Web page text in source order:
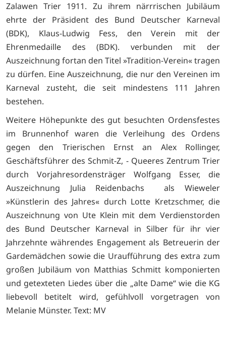
Zalawen Trier 1911. Zu ihrem närrrischen Jubiläum
ehrte der Präsident des Bund Deutscher Karneval
(BDK), Klaus-Ludwig Fess, den Verein mit der
Ehrenmedaille des (BDK). verbunden mit der
Auszeichnung fortan den Titel »Tradition-Verein« tragen
zu dürfen. Eine Auszeichnung, die nur den Vereinen im
Karneval zusteht, die seit mindestens 111 Jahren
bestehen.
Weitere Höhepunkte des gut besuchten Ordensfestes
im Brunnenhof waren die Verleihung des Ordens
gegen den Trierischen Ernst an Alex Rollinger,
Geschäftsführer des Schmit-Z, - Queeres Zentrum Trier
durch Vorjahresordensträger Wolfgang Esser, die
Auszeichnung Julia Reidenbachs als Wieweler
»Künstlerin des Jahres« durch Lotte Kretzschmer, die
Auszeichnung von Ute Klein mit dem Verdienstorden
des Bund Deutscher Karneval in Silber für ihr vier
Jahrzehnte währendes Engagement als Betreuerin der
Gardemädchen sowie die Uraufführung des extra zum
großen Jubiläum von Matthias Schmitt komponierten
und getexteten Liedes über die „alte Dame“ wie die KG
liebevoll betitelt wird, gefühlvoll vorgetragen von
Melanie Münster. Text: MV